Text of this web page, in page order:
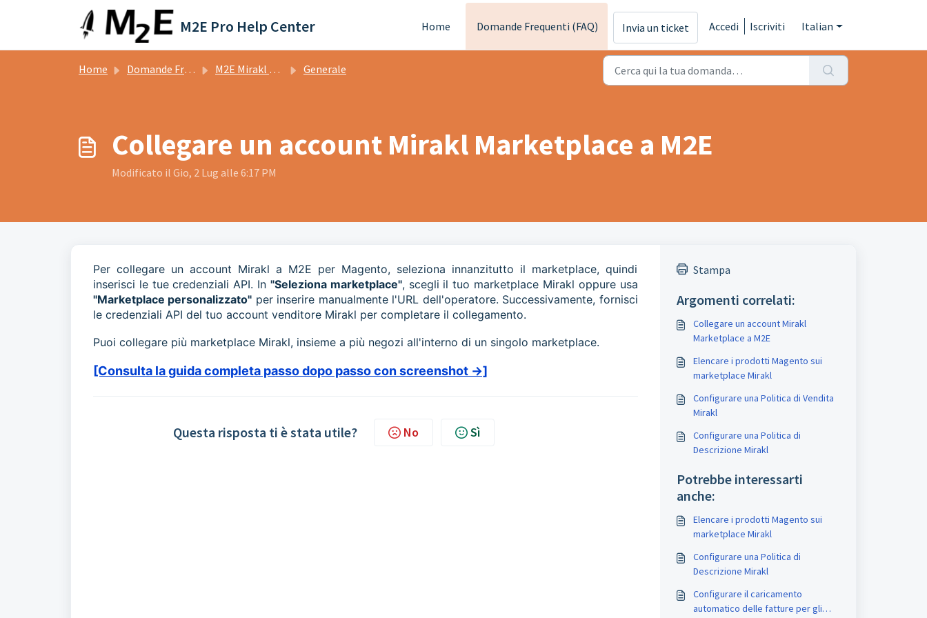
Salta al contenuto principale
M2E Pro Help Center Home Domande Frequenti (FAQ) Invia un ticket Accedi Iscriviti Italian
Home Domande Frequenti (FAQ) M2E Mirakl Connect Generale
Collegare un account Mirakl Marketplace a M2E
Modificato il Gio, 2 Lug alle 6:17 PM
Per collegare un account Mirakl a M2E per Magento, seleziona innanzitutto il marketplace, quindi
inserisci le tue credenziali API. In "Seleziona marketplace", scegli il tuo marketplace Mirakl oppure usa
"Marketplace personalizzato" per inserire manualmente l'URL dell'operatore. Successivamente, fornisci
le credenziali API del tuo account venditore Mirakl per completare il collegamento.
Puoi collegare più marketplace Mirakl, insieme a più negozi all'interno di un singolo marketplace.
[Consulta la guida completa passo dopo passo con screenshot →]
Questa risposta ti è stata utile? No Sì
Stampa
Argomenti correlati:
Collegare un account Mirakl
Marketplace a M2E
Elencare i prodotti Magento sui
marketplace Mirakl
Configurare una Politica di Vendita
Mirakl
Configurare una Politica di
Descrizione Mirakl
Potrebbe interessarti
anche:
Elencare i prodotti Magento sui
marketplace Mirakl
Configurare una Politica di
Descrizione Mirakl
Configurare il caricamento
automatico delle fatture per gli